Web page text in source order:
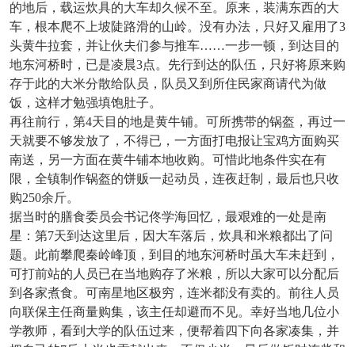
的地后，载运炊具的大车却久候不至。原来，装满东西的大
车，根本爬不上坡陡路滑的山岭。没有办法，只好又雇用了3
头黄牛拉套，并让伙夫们参与推车……一步一顿，到达目的
地东河桥时，已是凌晨3点。先行到达的队伍，只好将原来购
存于此的大米分散给队员，队员又到所住民家商请代为做
饭，这样才勉强填饱肚子。
再往前行，第4天目的地是黄牛铺。可所携带的锅盔，再过一
天就要不够发放了，不得已，一方面打电报让宝鸡方面购买
南送，另一方面在黄牛铺本地收购。可惜此地条件实在有
限，全镇制作锅盔的饼贩一起动员，连夜赶制，最后也只收
购250余斤。
据当时的膳食委员会书记佟学海回忆，最艰难的一处是南
星：第7天到达这里后，因大车落后，炊具和米粮都出了问
题。此前攀爬秦岭峰顶，到目的地东河桥时虽大车未赶到，
可打前站的人员已在当地购存了米粮，所以大家可以分配后
到各家煮食。可南星地区极穷，连米都没有卖的。前往人员
向联保主任商量购集，该主任却避而不见。幸好当地几位小
学教师，看到大学的队伍过来，便帮着四下向各家凑集，并